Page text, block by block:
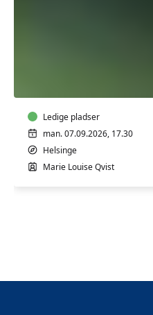
Ledige pladser
man. 07.09.2026, 17.30
Helsinge
Marie Louise Qvist